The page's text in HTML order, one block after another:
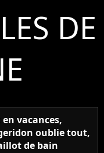
DE
vacances,
oublie tout,
de bain